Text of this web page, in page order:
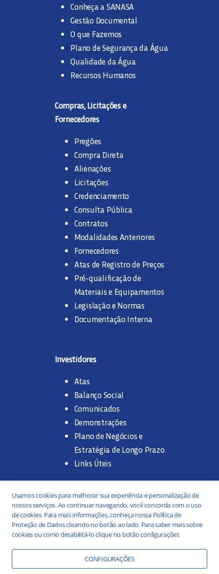
Conheça a SANASA
Gestão Documental
O que Fazemos
Plano de Segurança da Água
Qualidade da Água
Recursos Humanos
Compras, Licitações e
Fornecedores
Pregões
Compra Direta
Alienações
Licitações
Credenciamento
Consulta Pública
Contratos
Modalidades Anteriores
Fornecedores
Atas de Registro de Preços
Pré-qualificação de
Materiais e Equipamentos
Legislação e Normas
Documentação Interna
Investidores
Atas
Balanço Social
Comunicados
Demonstrações
Plano de Negócios e
Estratégia de Longo Prazo
Links Úteis
Trabalhe na SANASA
Concurso Público
Estágio
Portal da Transparência
Práticas ESG
Usamos cookies para melhorar sua experiência e personalização de
nossos serviços. Ao continuar navegando, você concorda com o uso
de cookies. Para mais informações, conheça nossa Política de
Proteção de Dados clicando no botão ao lado. Para saber mais sobre
cookies ou como desabilitá-lo clique no botão configurações
CONFIGURAÇÕES